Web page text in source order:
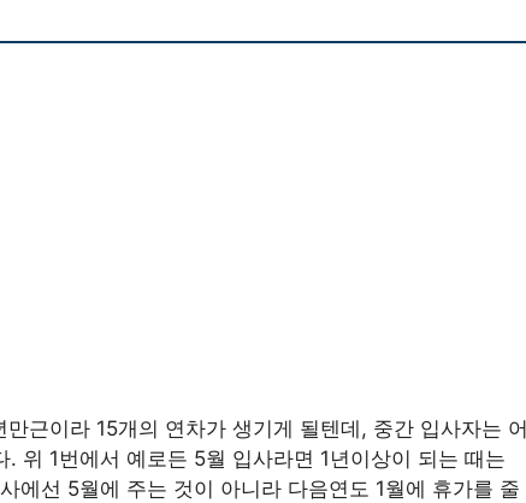
근이라 15개의 연차가 생기게 될텐데, 중간 입사자는 어
위 1번에서 예로든 5월 입사라면 1년이상이 되는 때는
에선 5월에 주는 것이 아니라 다음연도 1월에 휴가를 줄